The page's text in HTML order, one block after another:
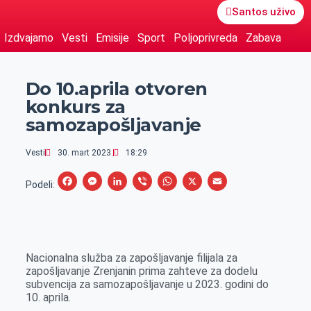
Santos uživo
Izdvajamo Vesti Emisije Sport Poljoprivreda Zabava
Do 10.aprila otvoren
konkurs za
samozapošljavanje
Vesti 30. mart 2023. 18:29
Podeli:
F
b
o
M
e
n
L
e
d
V
r
W
s
A
X
E
l
Nacionalna služba za zapošljavanje filijala za
zapošljavanje Zrenjanin prima zahteve za dodelu
subvencija za samozapošljavanje u 2023. godini do
10. aprila.